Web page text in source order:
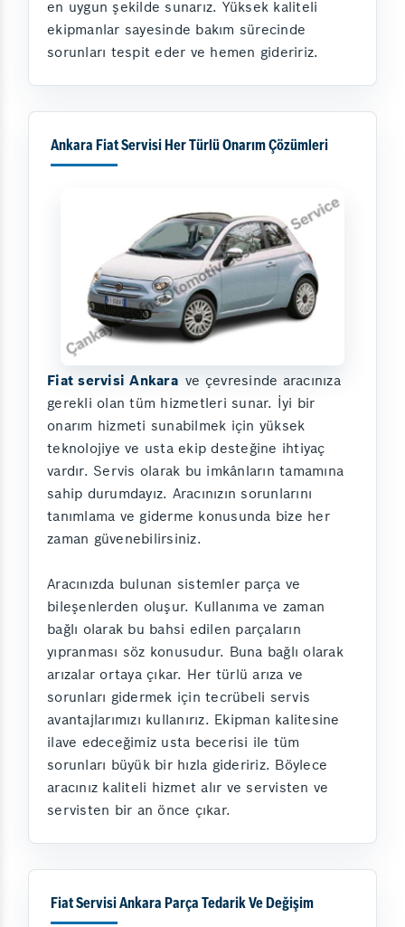
en uygun şekilde sunarız. Yüksek kaliteli
ekipmanlar sayesinde bakım sürecinde
sorunları tespit eder ve hemen gideririz.
Ankara Fiat Servisi Her Türlü Onarım Çözümleri
Fiat servisi Ankara ve çevresinde aracınıza
gerekli olan tüm hizmetleri sunar. İyi bir
onarım hizmeti sunabilmek için yüksek
teknolojiye ve usta ekip desteğine ihtiyaç
vardır. Servis olarak bu imkânların tamamına
sahip durumdayız. Aracınızın sorunlarını
tanımlama ve giderme konusunda bize her
zaman güvenebilirsiniz.
Aracınızda bulunan sistemler parça ve
bileşenlerden oluşur. Kullanıma ve zaman
bağlı olarak bu bahsi edilen parçaların
yıpranması söz konusudur. Buna bağlı olarak
arızalar ortaya çıkar. Her türlü arıza ve
sorunları gidermek için tecrübeli servis
avantajlarımızı kullanırız. Ekipman kalitesine
ilave edeceğimiz usta becerisi ile tüm
sorunları büyük bir hızla gideririz. Böylece
aracınız kaliteli hizmet alır ve servisten ve
servisten bir an önce çıkar.
Fiat Servisi Ankara Parça Tedarik Ve Değişim